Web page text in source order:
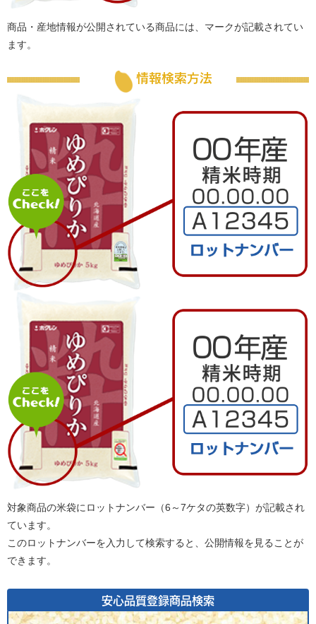
商品・産地情報が公開されている商品には、マークが記載されてい
ます。
情報検索方法
対象商品の米袋にロットナンバー（6～7ケタの英数字）が記載され
ています。
このロットナンバーを入力して検索すると、公開情報を見ることが
できます。
安心品質登録商品検索